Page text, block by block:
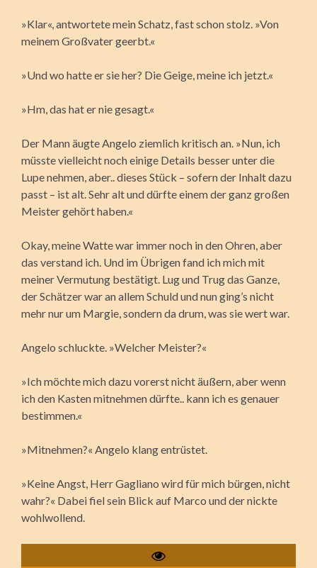
»Klar«, antwortete mein Schatz, fast schon stolz. »Von
meinem Großvater geerbt.«
»Und wo hatte er sie her? Die Geige, meine ich jetzt.«
»Hm, das hat er nie gesagt.«
Der Mann äugte Angelo ziemlich kritisch an. »Nun, ich
müsste vielleicht noch einige Details besser unter die
Lupe nehmen, aber.. dieses Stück – sofern der Inhalt dazu
passt – ist alt. Sehr alt und dürfte einem der ganz großen
Meister gehört haben.«
Okay, meine Watte war immer noch in den Ohren, aber
das verstand ich. Und im Übrigen fand ich mich mit
meiner Vermutung bestätigt. Lug und Trug das Ganze,
der Schätzer war an allem Schuld und nun ging’s nicht
mehr nur um Margie, sondern da drum, was sie wert war.
Angelo schluckte. »Welcher Meister?«
»Ich möchte mich dazu vorerst nicht äußern, aber wenn
ich den Kasten mitnehmen dürfte.. kann ich es genauer
bestimmen.«
»Mitnehmen?« Angelo klang entrüstet.
»Keine Angst, Herr Gagliano wird für mich bürgen, nicht
wahr?« Dabei fiel sein Blick auf Marco und der nickte
wohlwollend.